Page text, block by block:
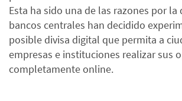
Esta ha sido una de las razones por la
bancos centrales han decidido
posible divisa digital que permita a
empresas e instituciones realizar sus
completamente online.